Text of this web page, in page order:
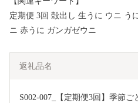
定期便 3回 殻出し 生うに ウニ う
ニ 赤うに ガンガゼウニ
返礼品名
S002-007_【定期便3回】季節